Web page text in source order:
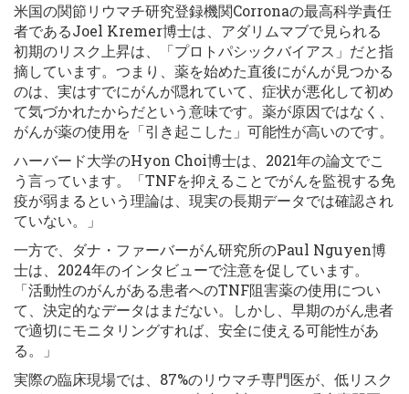
米国の関節リウマチ研究登録機関Corronaの最高科学責任
者であるJoel Kremer博士は、アダリムマブで見られる
初期のリスク上昇は、「プロトパシックバイアス」だと指
摘しています。つまり、薬を始めた直後にがんが見つかる
のは、実はすでにがんが隠れていて、症状が悪化して初め
て気づかれたからだという意味です。薬が原因ではなく、
がんが薬の使用を「引き起こした」可能性が高いのです。
ハーバード大学のHyon Choi博士は、2021年の論文でこ
う言っています。「TNFを抑えることでがんを監視する免
疫が弱まるという理論は、現実の長期データでは確認され
ていない。」
一方で、ダナ・ファーバーがん研究所のPaul Nguyen博
士は、2024年のインタビューで注意を促しています。
「活動性のがんがある患者へのTNF阻害薬の使用につい
て、決定的なデータはまだない。しかし、早期のがん患者
で適切にモニタリングすれば、安全に使える可能性があ
る。」
実際の臨床現場では、87%のリウマチ専門医が、低リスク